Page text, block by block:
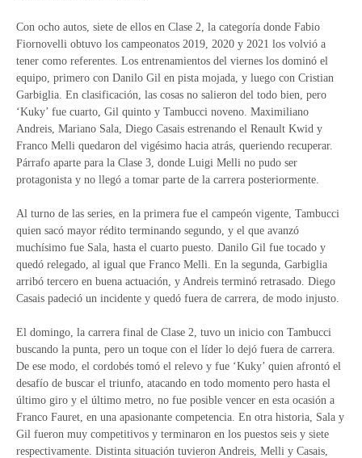
Con ocho autos, siete de ellos en Clase 2, la categoría donde Fabio
Fiornovelli obtuvo los campeonatos 2019, 2020 y 2021 los volvió a
tener como referentes. Los entrenamientos del viernes los dominó el
equipo, primero con Danilo Gil en pista mojada, y luego con Cristian
Garbiglia. En clasificación, las cosas no salieron del todo bien, pero
‘Kuky’ fue cuarto, Gil quinto y Tambucci noveno. Maximiliano
Andreis, Mariano Sala, Diego Casais estrenando el Renault Kwid y
Franco Melli quedaron del vigésimo hacia atrás, queriendo recuperar.
Párrafo aparte para la Clase 3, donde Luigi Melli no pudo ser
protagonista y no llegó a tomar parte de la carrera posteriormente.
Al turno de las series, en la primera fue el campeón vigente, Tambucci
quien sacó mayor rédito terminando segundo, y el que avanzó
muchísimo fue Sala, hasta el cuarto puesto. Danilo Gil fue tocado y
quedó relegado, al igual que Franco Melli. En la segunda, Garbiglia
arribó tercero en buena actuación, y Andreis terminó retrasado. Diego
Casais padeció un incidente y quedó fuera de carrera, de modo injusto.
El domingo, la carrera final de Clase 2, tuvo un inicio con Tambucci
buscando la punta, pero un toque con el líder lo dejó fuera de carrera.
De ese modo, el cordobés tomó el relevo y fue ‘Kuky’ quien afrontó el
desafío de buscar el triunfo, atacando en todo momento pero hasta el
último giro y el último metro, no fue posible vencer en esta ocasión a
Franco Fauret, en una apasionante competencia. En otra historia, Sala y
Gil fueron muy competitivos y terminaron en los puestos seis y siete
respectivamente. Distinta situación tuvieron Andreis, Melli y Casais,